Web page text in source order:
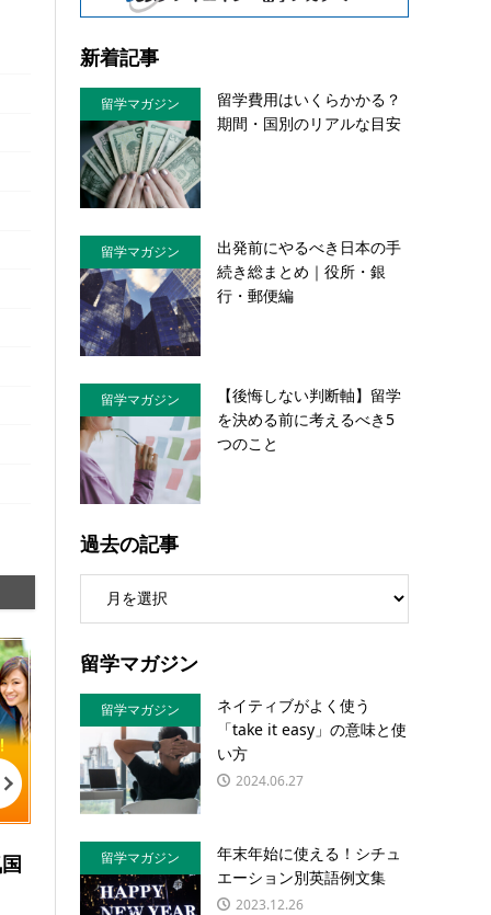
新着記事
留学マガジン
留学費用はいくらかかる？
期間・国別のリアルな目安
留学マガジン
出発前にやるべき日本の手
続き総まとめ｜役所・銀
行・郵便編
留学マガジン
【後悔しない判断軸】留学
を決める前に考えるべき5
つのこと
過去の記事
留学マガジン
留学マガジン
ネイティブがよく使う
「take it easy」の意味と使
い方
2024.06.27
留学マガジン
年末年始に使える！シチュ
エーション別英語例文集
2023.12.26